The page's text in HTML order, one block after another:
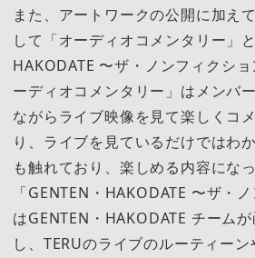
また、アートワークの公開に加え
して「オーディオコメンタリー」
HAKODATE 〜ザ・ノンフィクシ
ーディオコメンタリー」はメンバ
ながらライブ映像を見て楽しくコ
り、ライブを見ているだけではわ
も触れており、楽しめる内容にな
「GENTEN・HAKODATE 〜ザ・
はGENTEN・HAKODATE チーム
し、TERUのライブのルーティー